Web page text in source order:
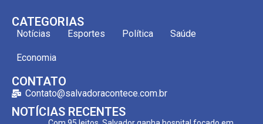
CATEGORIAS
Notícias Esportes Política Saúde
Economia
CONTATO
Contato@salvadoracontece.com.br
NOTÍCIAS RECENTES